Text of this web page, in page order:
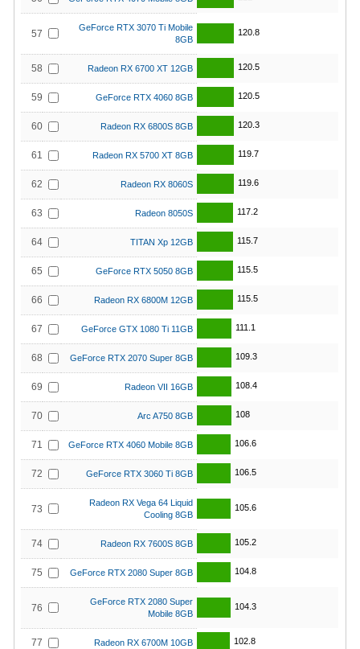
57
GeForce RTX 3070 Ti Mobile
8GB
120.8
58 Radeon RX 6700 XT 12GB 120.5
59 GeForce RTX 4060 8GB 120.5
60 Radeon RX 6800S 8GB 120.3
61 Radeon RX 5700 XT 8GB 119.7
62 Radeon RX 8060S 119.6
63 Radeon 8050S 117.2
64 TITAN Xp 12GB 115.7
65 GeForce RTX 5050 8GB 115.5
66 Radeon RX 6800M 12GB 115.5
67 GeForce GTX 1080 Ti 11GB 111.1
68 GeForce RTX 2070 Super 8GB 109.3
69 Radeon VII 16GB 108.4
70 Arc A750 8GB 108
71 GeForce RTX 4060 Mobile 8GB 106.6
72 GeForce RTX 3060 Ti 8GB 106.5
73
Radeon RX Vega 64 Liquid
Cooling 8GB
105.6
74 Radeon RX 7600S 8GB 105.2
75 GeForce RTX 2080 Super 8GB 104.8
76
GeForce RTX 2080 Super
Mobile 8GB
104.3
77 Radeon RX 6700M 10GB 102.8